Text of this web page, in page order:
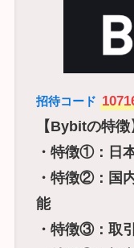
招待コード
【Bybitの特徴
・特徴①：日
・特徴②：国
能
・特徴③：取